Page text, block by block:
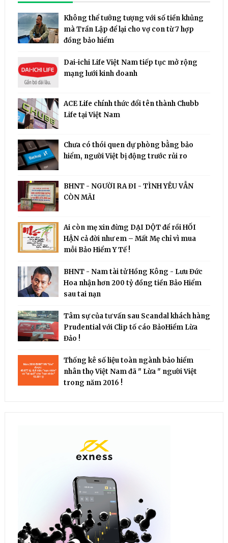
Không thể tưởng tượng với số tiền khủng
mà Trần Lập để lại cho vợ con từ 7 hợp
đồng bảo hiểm
Dai-ichi Life Việt Nam tiếp tục mở rộng
mạng lưới kinh doanh
ACE Life chính thức đổi tên thành Chubb
Life tại Việt Nam
Chưa có thói quen dự phòng bằng bảo
hiểm, người Việt bị động trước rủi ro
BHNT - NGƯỜI RA ĐI - TÌNH YÊU VẪN
CÒN MÃI
Ai còn mẹ xin đừng DẠI DỘT để rồi HỐI
HẬN cả đời như em – Mất Mẹ chỉ vì mua
mỗi Bảo Hiểm Y Tế !
BHNT - Nam tài tử Hồng Kông - Lưu Đức
Hoa nhận hơn 200 tỷ đồng tiền Bảo Hiểm
sau tai nạn
Tâm sự của tư vấn sau Scandal khách hàng
Prudential với Clip tố cáo BảoHiểm Lừa
Đảo !
Thống kê số liệu toàn ngành bảo hiểm
nhân thọ Việt Nam đã " Lừa " người Việt
trong năm 2016 !